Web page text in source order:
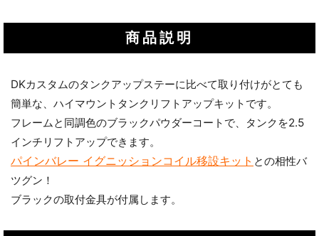
商品説明
DKカスタムのタンクアップステーに比べて取り付けがとても
簡単な、ハイマウントタンクリフトアップキットです。
フレームと同調色のブラックパウダーコートで、タンクを2.5
インチリフトアップできます。
パインバレー イグニッションコイル移設キット との相性バ
ツグン！
ブラックの取付金具が付属します。